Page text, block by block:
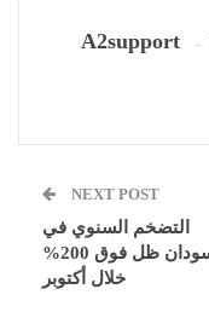
A2support
NEXT POST
التضخم السنوي في
السودان ظل فوق 200%
خلال أكتوبر